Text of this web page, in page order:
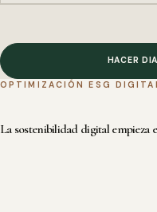
HACER
OPTIMIZACIÓN ESG
La sostenibilidad digital empieza